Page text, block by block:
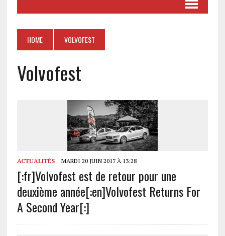
HOME VOLVOFEST
Volvofest
ACTUALITÉS MARDI 20 JUIN 2017 À 13:28
[:fr]Volvofest est de retour pour une
deuxième année[:en]Volvofest Returns For
A Second Year[:]